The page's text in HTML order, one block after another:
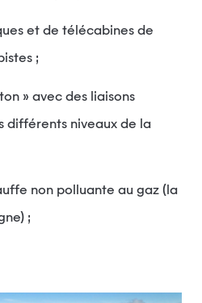
et de télécabines de
;
» avec des liaisons
différents niveaux de la
non polluante au gaz (la
;